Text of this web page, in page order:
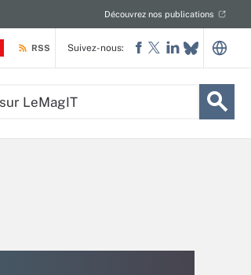
Découvrez nos publications
RSS Suivez-nous: